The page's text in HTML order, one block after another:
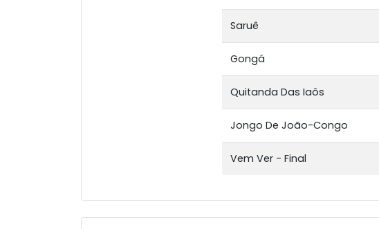
Saruê
Gongá
Quitanda Das Iaôs
Jongo De João-Congo
Vem Ver - Final